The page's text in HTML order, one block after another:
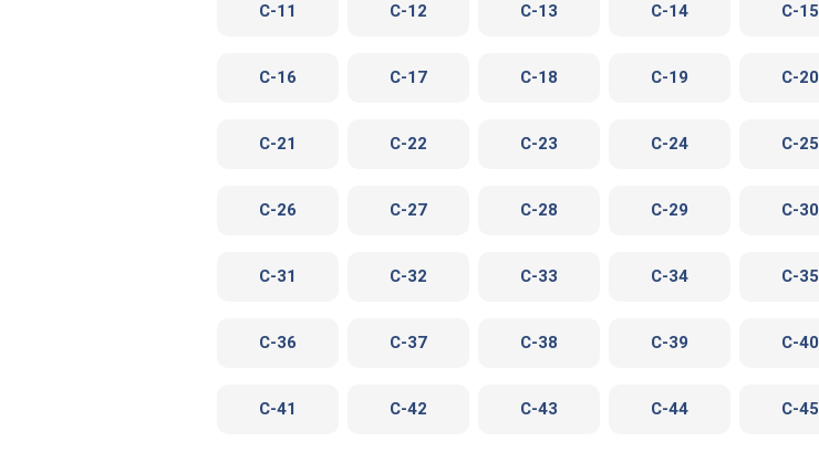
C-11 C-12 C-13 C-14 C-15
C-16 C-17 C-18 C-19 C-20
C-21 C-22 C-23 C-24 C-25
C-26 C-27 C-28 C-29 C-30
C-31 C-32 C-33 C-34 C-35
C-36 C-37 C-38 C-39 C-40
C-41 C-42 C-43 C-44 C-45